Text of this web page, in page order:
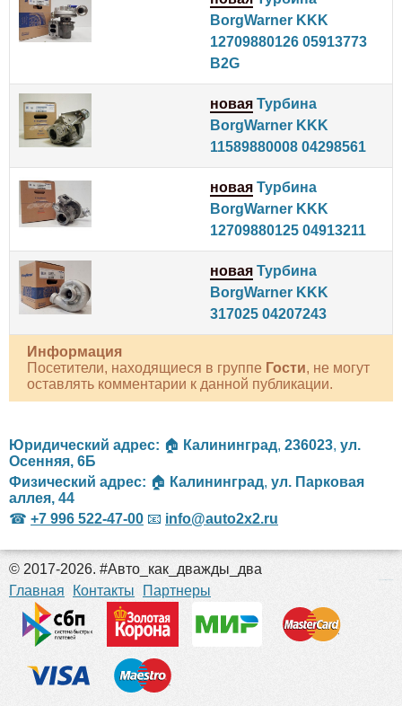
BorgWarner KKK
12709880126 05913773
B2G
новая Турбина
BorgWarner KKK
11589880008 04298561
новая Турбина
BorgWarner KKK
12709880125 04913211
новая Турбина
BorgWarner KKK
317025 04207243
Информация
Посетители, находящиеся в группе Гости, не могут
оставлять комментарии к данной публикации.
Юридический адрес: 🏠 Калининград, 236023, ул.
Осенняя, 6Б
Физический адрес: 🏠 Калининград, ул. Парковая
аллея, 44
☎ +7 996 522-47-00 📧 info@auto2x2.ru
© 2017-2026. #Авто_как_дважды_два
Главная
Контакты Партнеры